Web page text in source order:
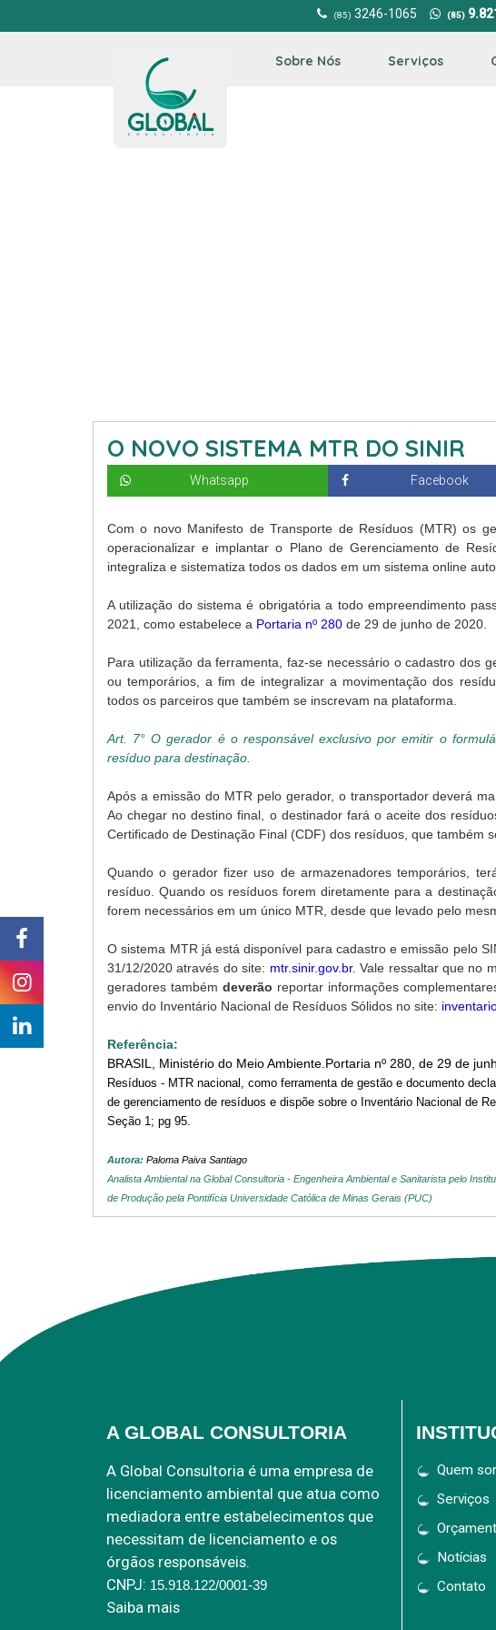
(85) 3246-1065 (85)
Sobre Nós Serviços
O NOVO SISTEMA MTR DO SINIR
Whatsapp Facebook
Com o novo Manifesto de Transporte de Resíduos (MTR) os
operacionalizar e implantar o Plano de Gerenciamento de
integraliza e sistematiza todos os dados em um sistema online
A utilização do sistema é obrigatória a todo empreendimento
2021, como estabelece a Portaria nº 280 de 29 de junho de 2020.
Para utilização da ferramenta, faz-se necessário o cadastro dos
ou temporários, a fim de integralizar a movimentação dos
todos os parceiros que também se inscrevam na plataforma.
Art. 7° O gerador é o responsável exclusivo por emitir o
resíduo para destinação.
Após a emissão do MTR pelo gerador, o transportador deverá
Ao chegar no destino final, o destinador fará o aceite dos
Certificado de Destinação Final (CDF) dos resíduos, que também
Quando o gerador fizer uso de armazenadores temporários,
resíduo. Quando os resíduos forem diretamente para a
forem necessários em um único MTR, desde que levado pelo
O sistema MTR já está disponível para cadastro e emissão pelo
31/12/2020 através do site: mtr.sinir.gov.br. Vale ressaltar que no
geradores também deverão reportar informações
envio do Inventário Nacional de Resíduos Sólidos no site:
Referência:
BRASIL, Ministério do Meio Ambiente.Portaria nº 280, de 29 de
Resíduos - MTR nacional, como ferramenta de gestão e documento
de gerenciamento de resíduos e dispõe sobre o Inventário Nacional de
Seção 1; pg 95.
Autora: Paloma Paiva Santiago
Analista Ambiental na Global Consultoria - Engenheira Ambiental e Sanitarista pelo
de Produção pela Pontifícia Universidade Católica de Minas Gerais (PUC)
A GLOBAL CONSULTORIA
A Global Consultoria é uma empresa de
licenciamento ambiental que atua como
mediadora entre estabelecimentos que
necessitam de licenciamento e os
órgãos responsáveis.
CNPJ: 15.918.122/0001-39
Saiba mais
Quem
Serviços
Notícias
Contato